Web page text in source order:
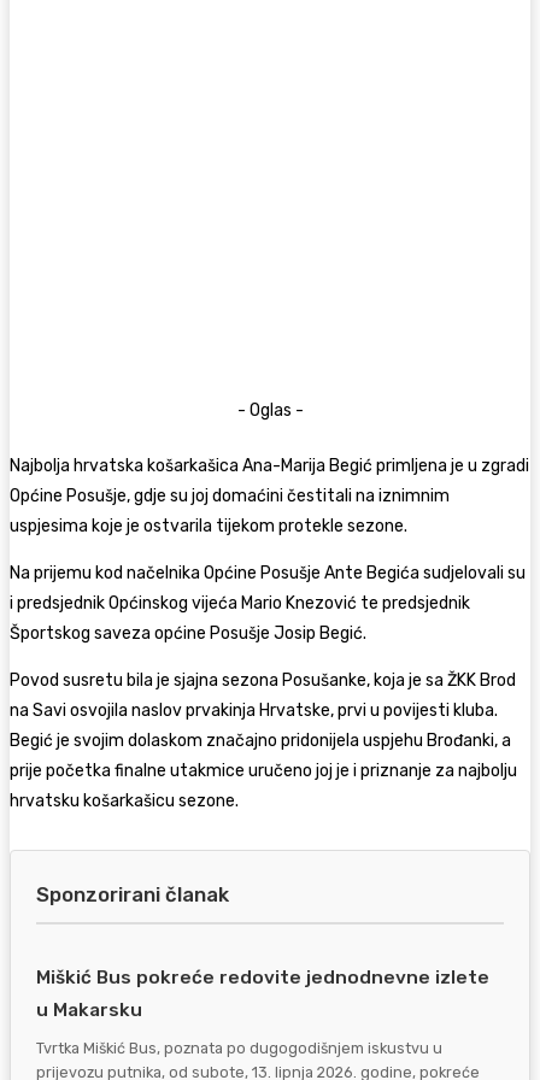
- Oglas -
Najbolja hrvatska košarkašica Ana-Marija Begić primljena je u zgradi
Općine Posušje, gdje su joj domaćini čestitali na iznimnim
uspjesima koje je ostvarila tijekom protekle sezone.
Na prijemu kod načelnika Općine Posušje Ante Begića sudjelovali su
i predsjednik Općinskog vijeća Mario Knezović te predsjednik
Športskog saveza općine Posušje Josip Begić.
Povod susretu bila je sjajna sezona Posušanke, koja je sa ŽKK Brod
na Savi osvojila naslov prvakinja Hrvatske, prvi u povijesti kluba.
Begić je svojim dolaskom značajno pridonijela uspjehu Brođanki, a
prije početka finalne utakmice uručeno joj je i priznanje za najbolju
hrvatsku košarkašicu sezone.
Sponzorirani članak
Miškić Bus pokreće redovite jednodnevne izlete
u Makarsku
Tvrtka Miškić Bus, poznata po dugogodišnjem iskustvu u
prijevozu putnika, od subote, 13. lipnja 2026. godine, pokreće